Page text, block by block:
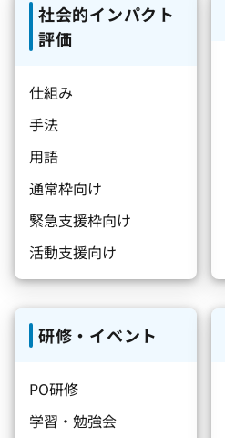
社会的インパクト
評価
仕組み
手法
用語
通常枠向け
緊急支援枠向け
活動支援向け
研修・イベント
PO研修
学習・勉強会